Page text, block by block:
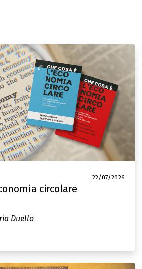
22/07/2026
circolare
Duello